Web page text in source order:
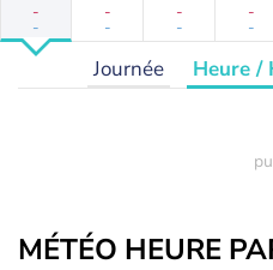
-
-
-
-
-
-
-
-
Journée Heure /
MÉTÉO HEURE